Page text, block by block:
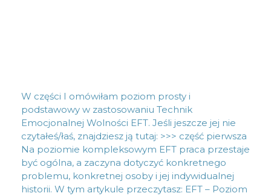
W części I omówiłam poziom prosty i
podstawowy w zastosowaniu Technik
Emocjonalnej Wolności EFT. Jeśli jeszcze jej nie
czytałeś/łaś, znajdziesz ją tutaj: >>> część pierwsza
Na poziomie kompleksowym EFT praca przestaje
być ogólna, a zaczyna dotyczyć konkretnego
problemu, konkretnej osoby i jej indywidualnej
historii. W tym artykule przeczytasz: EFT – Poziom